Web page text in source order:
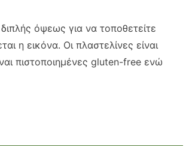
όψεως για να τοποθετείτε
η εικόνα. Οι πλαστελίνες είναι
πιστοποιημένες gluten-free ενώ